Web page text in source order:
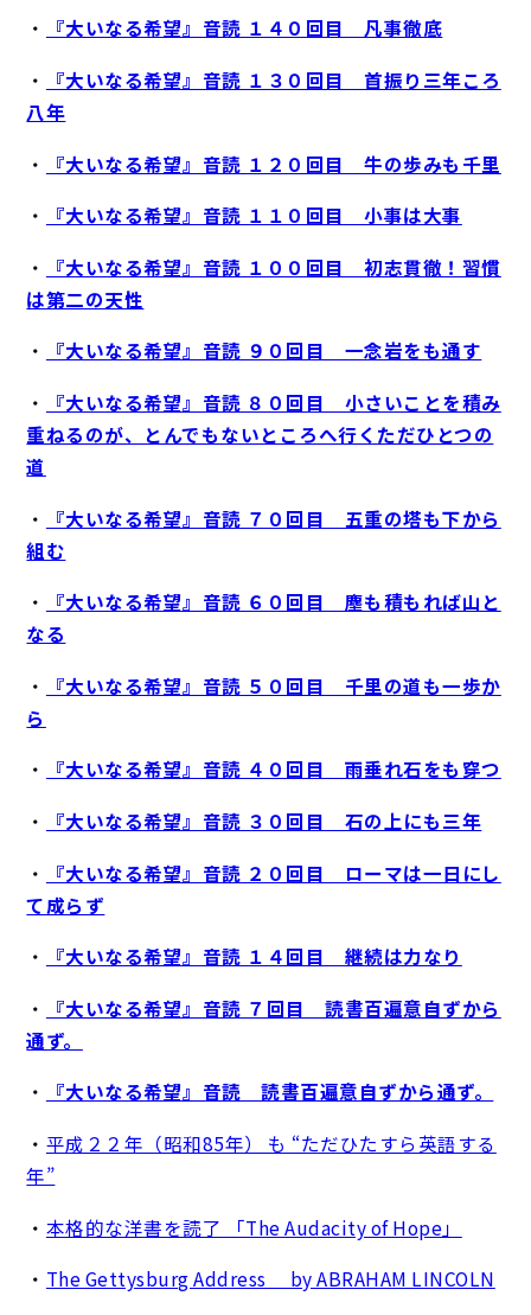
・
『大いなる希望』音読 １４０回目 凡事徹底
・
『大いなる希望』音読 １３０回目 首振り三年ころ
八年
・
『大いなる希望』音読 １２０回目 牛の歩みも千里
・
『大いなる希望』音読 １１０回目 小事は大事
・
『大いなる希望』音読 １００回目 初志貫徹！習慣
は第二の天性
・
『大いなる希望』音読 ９０回目 一念岩をも通す
・
『大いなる希望』音読 ８０回目 小さいことを積み
重ねるのが、とんでもないところへ行くただひとつの
道
・
『大いなる希望』音読 ７０回目 五重の塔も下から
組む
・
『大いなる希望』音読 ６０回目 塵も積もれば山と
なる
・
『大いなる希望』音読 ５０回目 千里の道も一歩か
ら
・
『大いなる希望』音読 ４０回目 雨垂れ石をも穿つ
・
『大いなる希望』音読 ３０回目 石の上にも三年
・
『大いなる希望』音読 ２０回目 ローマは一日にし
て成らず
・
『大いなる希望』音読 １４回目 継続は力なり
・
『大いなる希望』音読 ７回目 読書百遍意自ずから
通ず。
・
『大いなる希望』音読 読書百遍意自ずから通ず。
・ 平成２２年（昭和85年） も “ただひたすら英語する
年”
・ 本格的な洋書を読了 「The Audacity of Hope」
・ The Gettysburg Address by ABRAHAM LINCOLN